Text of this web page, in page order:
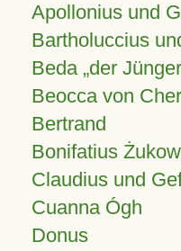
Apollonius und
Bartholuccius
Beda „der
Beocca von
Bertrand
Bonifatius
Claudius und
Cuanna Ógh
Donus